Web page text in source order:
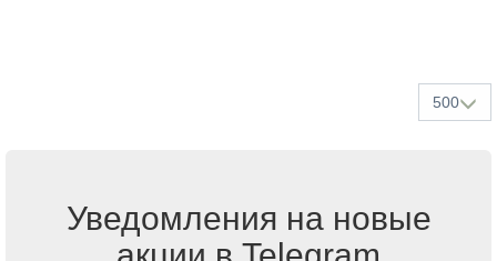
500
Уведомления на новые